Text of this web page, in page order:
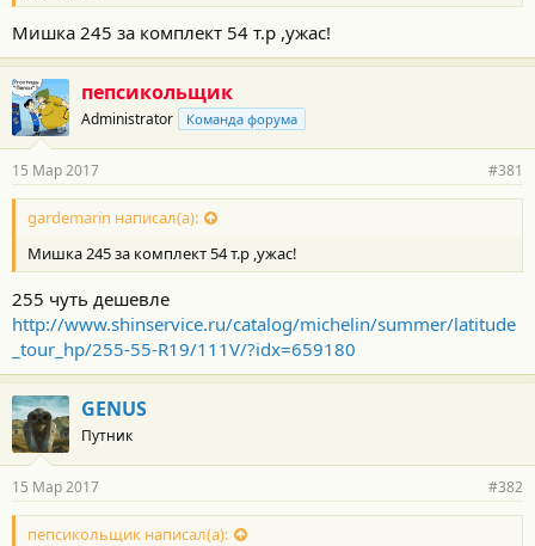
Мишка 245 за комплект 54 т.р ,ужас!
пепсикольщик
Administrator Команда форума
15 Мар 2017 #381
gardemarin написал(а):
Мишка 245 за комплект 54 т.р ,ужас!
255 чуть дешевле
http://www.shinservice.ru/catalog/michelin/summer/latitude
_tour_hp/255-55-R19/111V/?idx=659180
GENUS
Путник
15 Мар 2017 #382
пепсикольщик написал(а):